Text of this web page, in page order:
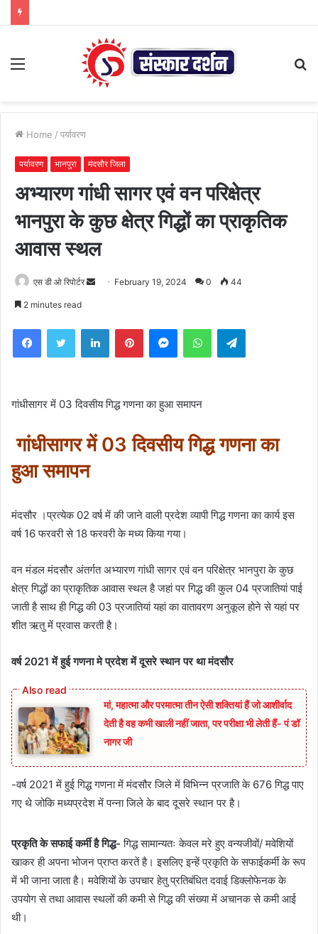
Menu
Home / पर्यावरण
पर्यावरण भानपुरा मंदसौर जिला
अभ्यारण गांधी सागर एवं वन परिक्षेत्र
भानपुरा के कुछ क्षेत्र गिद्धों का प्राकृतिक
आवास स्थल
एस डी ओ रिपोर्टर
Send February 19, 2024 0 44
2 minutes read
FacebookTwitter LinkedInPinterestMessengerWhatsAppTelegram
गांधीसागर में 03 दिवसीय गिद्ध गणना का हुआ समापन
गांधीसागर में 03 दिवसीय गिद्ध गणना का
हुआ समापन
मंदसौर ।प्रत्येक 02 वर्ष में की जाने वाली प्रदेश व्यापी गिद्ध गणना का कार्य इस
वर्ष 16 फरवरी से 18 फरवरी के मध्य किया गया।
वन मंडल मंदसौर अंतर्गत अभ्यारण गांधी सागर एवं वन परिक्षेत्र भानपुरा के कुछ
क्षेत्र गिद्धों का प्राकृतिक आवास स्थल है जहां पर गिद्ध की कुल 04 प्रजातियां पाई
जाती है साथ ही गिद्ध की 03 प्रजातियां यहां का वातावरण अनुकूल होने से यहां पर
शीत ऋतु में प्रवास करती है।
वर्ष 2021 में हुई गणना मे प्रदेश में दूसरे स्थान पर था मंदसौर
मां, महात्मा और परमात्मा तीन ऐसी शक्तियां हैं जो आशीर्वाद
देती है वह कभी खाली नहीं जाता, पर परीक्षा भी लेती हैं- पं डॉ
नागर जी
-वर्ष 2021 में हुई गिद्ध गणना में मंदसौर जिले में विभिन्न प्रजाति के 676 गिद्ध पाए
गए थे जोकि मध्यप्रदेश में पन्ना जिले के बाद दूसरे स्थान पर है।
प्रकृति के सफाई कर्मी है गिद्ध- गिद्ध सामान्यतः केवल मरे हुए वन्यजीवों/ मवेशियों
खाकर ही अपना भोजन प्राप्त करतें है। इसलिए इन्हें प्रकृति के सफाईकर्मी के रूप
में भी जाना जाता है। मवेशियों के उपचार हेतु प्रतिबंधित दवाई डिक्लोफेनक के
उपयोग से तथा आवास स्थलों की कमी से गिद्ध की संख्या में अचानक से कमी आई
थी।